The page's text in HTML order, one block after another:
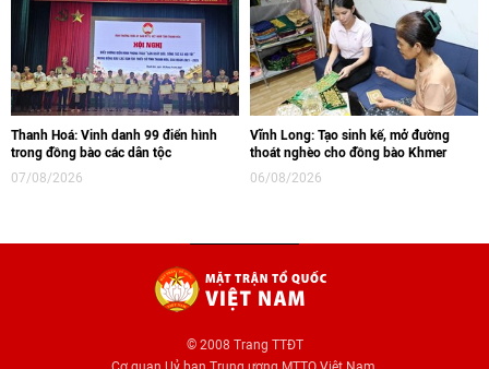
Thanh Hoá: Vinh danh 99 điển hình
trong đồng bào các dân tộc
07/08/2026
Vĩnh Long: Tạo sinh kế, mở đường
thoát nghèo cho đồng bào Khmer
06/08/2026
© 2008 Trang TTĐT